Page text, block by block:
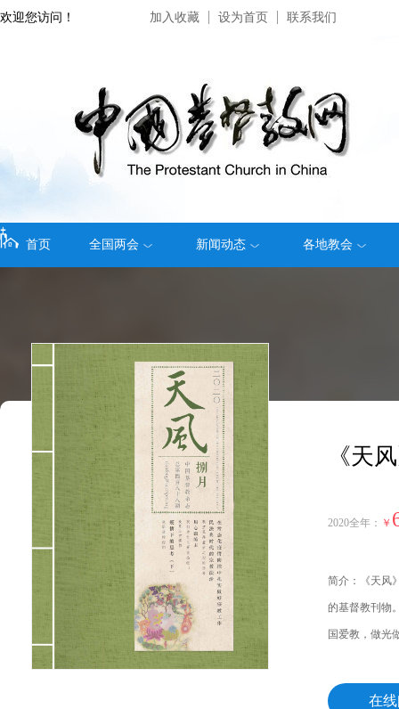
欢迎您访问！ 加入收藏 设为首页 联系我们
首页 全国两会 新闻动态 各地教会
《天
2020全年： ￥
简介：《天风
的基督教刊物
国爱教，做光
在